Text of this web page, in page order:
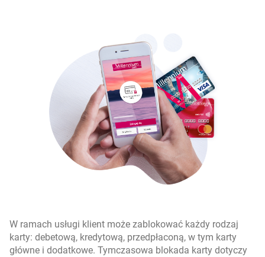
W ramach usługi klient może zablokować każdy rodzaj
karty: debetową, kredytową, przedpłaconą, w tym karty
główne i dodatkowe. Tymczasowa blokada karty dotyczy